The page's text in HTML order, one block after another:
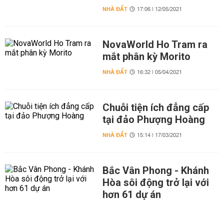
NHÀ ĐẤT 17:06 | 12/05/2021
NovaWorld Ho Tram ra
mắt phân kỳ Morito
NHÀ ĐẤT 16:32 | 05/04/2021
Chuỗi tiện ích đẳng cấp
tại đảo Phượng Hoàng
NHÀ ĐẤT 15:14 | 17/03/2021
Bắc Vân Phong - Khánh
Hòa sôi động trở lại với
hơn 61 dự án